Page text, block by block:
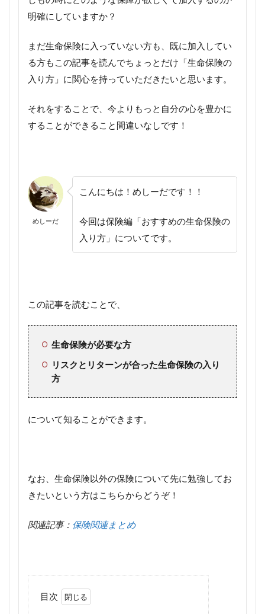
明確にしていますか？
まだ生命保険に入っていない方も、既に加入してい
る方もこの記事を読んでちょっとだけ「生命保険の
入り方」に関心を持っていただきたいと思います。
それをすることで、今よりもっと自分の心を豊かに
することができること間違いなしです！
めしーだ
こんにちは！めしーだです！！
今回は保険編「おすすめの生命保険の
入り方」についてです。
この記事を読むことで、
生命保険が必要な方
リスクとリターンが合った生命保険の入り
方
について知ることができます。
なお、生命保険以外の保険について先に勉強してお
きたいという方はこちらからどうぞ！
関連記事： 保険関連まとめ
目次